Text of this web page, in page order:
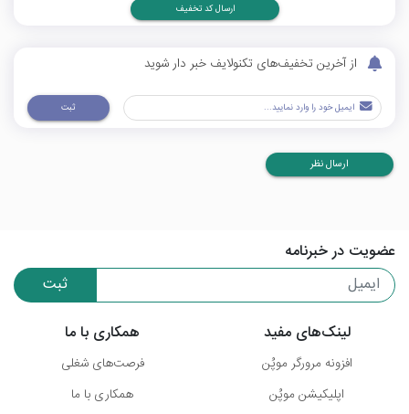
ارسال کد تخفیف
از آخرین تخفیف‌های تکنولایف خبر دار شوید
ثبت
ارسال نظر
عضویت در خبرنامه
ثبت
لینک‌های مفید
افزونه مرورگر موپُن
اپلیکیشن موپُن
همکاری با ما
فرصت‌های شغلی
همکاری با ما